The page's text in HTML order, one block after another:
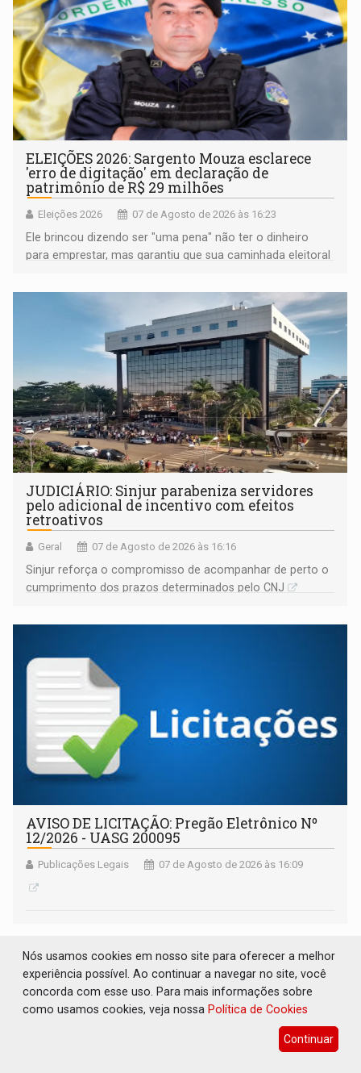
ELEIÇÕES 2026: Sargento Mouza esclarece
'erro de digitação' em declaração de
patrimônio de R$ 29 milhões
Eleições 2026 07 de Agosto de 2026 às 16:23
Ele brincou dizendo ser "uma pena" não ter o dinheiro
para emprestar, mas garantiu que sua caminhada eleitoral
JUDICIÁRIO: Sinjur parabeniza servidores
pelo adicional de incentivo com efeitos
retroativos
Geral 07 de Agosto de 2026 às 16:16
Sinjur reforça o compromisso de acompanhar de perto o
cumprimento dos prazos determinados pelo CNJ
AVISO DE LICITAÇÃO: Pregão Eletrônico Nº
12/2026 - UASG 200095
Publicações Legais 07 de Agosto de 2026 às 16:09
Nós usamos cookies em nosso site para oferecer a melhor
experiência possível. Ao continuar a navegar no site, você
concorda com esse uso. Para mais informações sobre
como usamos cookies, veja nossa Política de Cookies
Continuar